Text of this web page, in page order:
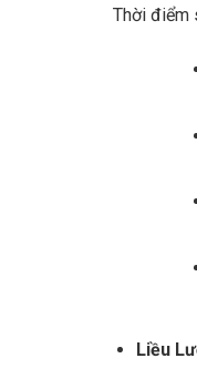
Thời điểm
Liều